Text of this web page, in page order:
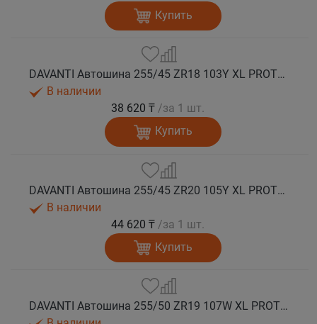
Купить
DAVANTI Автошина 255/45 ZR18 103Y XL PROTOURA SPORT RPR лето
В наличии
38 620 ₸ /за 1 шт.
Купить
DAVANTI Автошина 255/45 ZR20 105Y XL PROTOURA SPORT RPR лето
В наличии
44 620 ₸ /за 1 шт.
Купить
DAVANTI Автошина 255/50 ZR19 107W XL PROTOURA SPORT RPR лето